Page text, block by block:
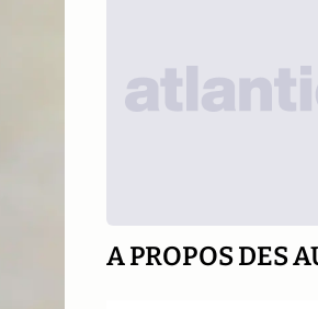
A PROPOS DES